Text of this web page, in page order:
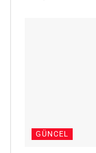
GÜNCEL